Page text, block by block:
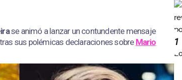
se animó a lanzar un contundente mensaje
sus polémicas declaraciones sobreMario
1